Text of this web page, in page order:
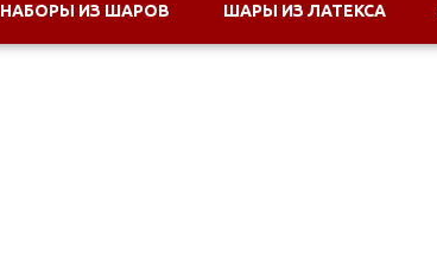
НАБОРЫ ИЗ ШАРОВ ШАРЫ ИЗ ЛАТЕКСА